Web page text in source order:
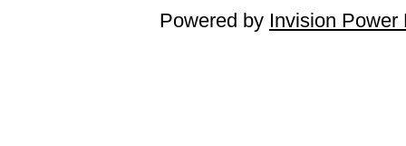
Powered by Invision Power